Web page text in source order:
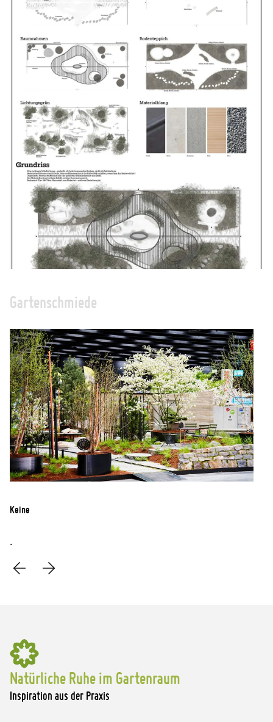
Gartenschmiede
Keine
.
Natürliche Ruhe im Gartenraum
Inspiration aus der Praxis